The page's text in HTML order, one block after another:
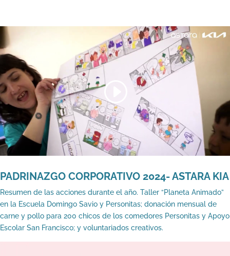
PADRINAZGO CORPORATIVO 2024- ASTARA KIA
Resumen de las acciones durante el año. Taller “Planeta Animado”
en la Escuela Domingo Savio y Personitas; donación mensual de
carne y pollo para 200 chicos de los comedores Personitas y Apoyo
Escolar San Francisco; y voluntariados creativos.